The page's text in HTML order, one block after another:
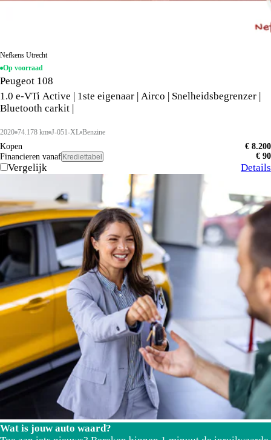
Nefkens Utrecht
Op voorraad
Peugeot 108
1.0 e-VTi Active | 1ste eigenaar | Airco | Snelheidsbegrenzer |
Bluetooth carkit |
2020 74.178 km J-051-XL Benzine
Kopen
€ 8.200
Financieren vanaf Krediettabel € 90
Vergelijk Details
Wat is jouw auto waard?